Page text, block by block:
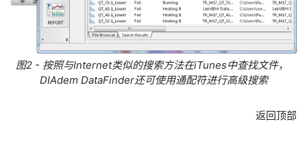
图2 - 按照与Internet类似的搜索方法在iTunes中查找文件，
DIAdem DataFinder还可使用通配符进行高级搜索
返回顶部